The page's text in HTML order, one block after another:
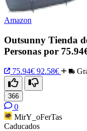
Amazon
Outsunny Tienda
Personas por
75.94€ 92.58€
366
0
MirY_oFerTas
Caducados